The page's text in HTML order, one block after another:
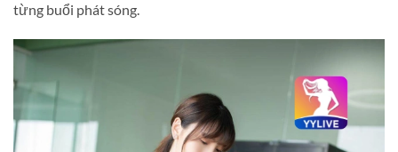
từng buổi phát sóng.